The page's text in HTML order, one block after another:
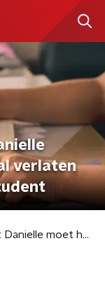
verlaten
Wat een pech! Docent Danielle moet haar trance festival verlaten voor een diplomerend student